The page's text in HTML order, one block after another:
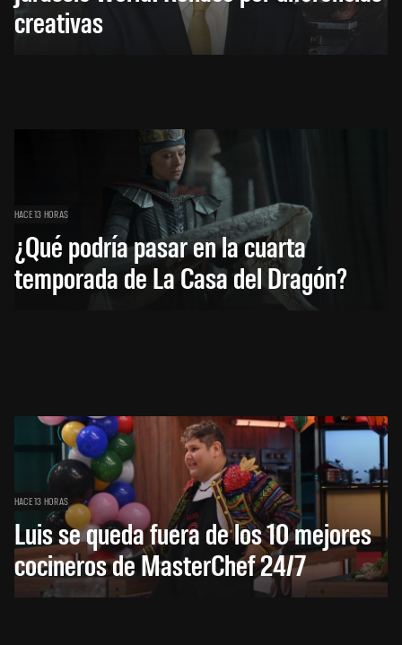
creativas
HACE 13 HORAS
¿Qué podría pasar en la cuarta
temporada de La Casa del Dragón?
HACE 13 HORAS
Luis se queda fuera de los 10 mejores
cocineros de MasterChef 24/7